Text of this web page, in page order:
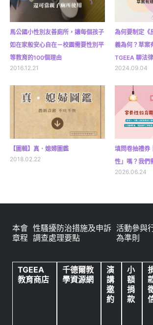
馬公國小性別友善廁所，讓每個孩子
如在家般安心自在－校園需要性別平
等教育的100個理由
2016.12.21
為何要制定《
義為何？草案
TGEEA 聊法律
2024.09.04
【圖輯】真．媳婦圖鑑
2018.02.22
填問卷抽禮券
性」嗎？我們
2026.06.24
本會
章程
性騷擾防治措施及申訴
調查處理要點
活動參與
為準則
TGEEA
教育商店
千德爾教
學資源網
演
講
邀
約
小
額
捐
款